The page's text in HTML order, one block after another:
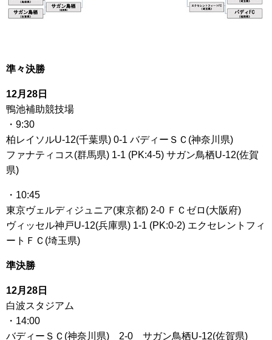
準々決勝
12月28日
鴨池補助競技場
・9:30
柏レイソルU-12(千葉県) 0-1 バディーＳＣ(神奈川県)
ファナティコス(群馬県) 1-1 (PK:4-5) サガン鳥栖U-12(佐賀
県)
・10:45
東京ヴェルディジュニア(東京都) 2-0 ＦＣゼロ(大阪府)
ヴィッセル神戸U-12(兵庫県) 1-1 (PK:0-2) エクセレントフィ
ートＦＣ(埼玉県)
準決勝
12月28日
白波スタジアム
・14:00
バディーＳＣ(神奈川県) 2-0 サガン鳥栖U-12(佐賀県)